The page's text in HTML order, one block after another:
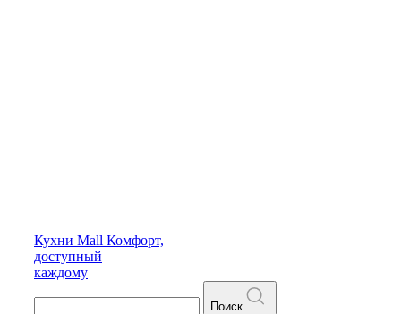
Кухни Mall Комфорт,
доступный
каждому
Поиск